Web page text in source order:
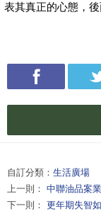
表其真正的心態，
自訂分類： 生活廣場
上一則： 中聯油品案
下一則： 更年期失智